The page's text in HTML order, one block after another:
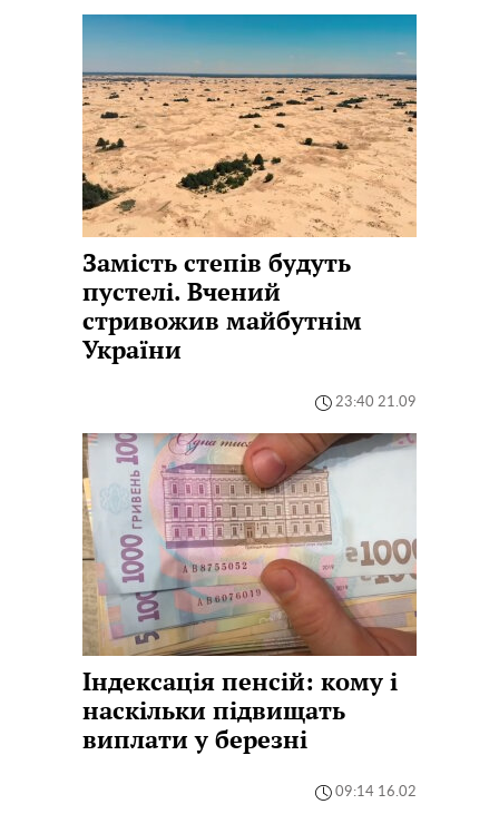
Замість степів будуть
пустелі. Вчений
стривожив майбутнім
України
23:40 21.09
Індексація пенсій: кому і
наскільки підвищать
виплати у березні
09:14 16.02